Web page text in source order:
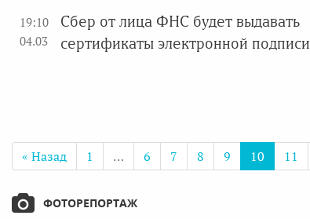
19:10
04.03
Сбер от лица ФНС будет выдавать
сертификаты электронной подписи
« Назад 1 … 6 7 8 9 10 11
ФОТОРЕПОРТАЖ